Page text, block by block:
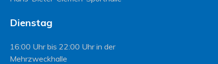
Dienstag
16:00 Uhr bis 22:00 Uhr in der
Mehrzweckhalle